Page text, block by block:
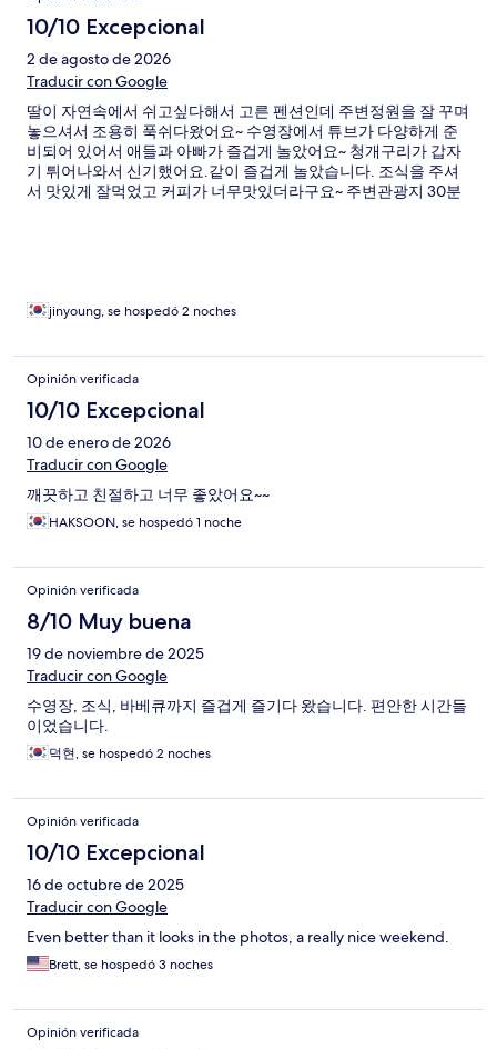
10/10 Excepcional
2 de agosto de 2026
Traducir con Google
딸이 자연속에서 쉬고싶다해서 고른 펜션인데 주변정원을 잘 꾸며
놓으셔서 조용히 푹쉬다왔어요~ 수영장에서 튜브가 다양하게 준
비되어 있어서 애들과 아빠가 즐겁게 놀았어요~ 청개구리가 갑자
기 튀어나와서 신기했어요.같이 즐겁게 놀았습니다. 조식을 주셔
서 맛있게 잘먹었고 커피가 너무맛있더라구요~ 주변관광지 30분
jinyoung, se hospedó 2 noches
Opinión verificada
10/10 Excepcional
10 de enero de 2026
Traducir con Google
깨끗하고 친절하고 너무 좋았어요~~
HAKSOON, se hospedó 1 noche
Opinión verificada
8/10 Muy buena
19 de noviembre de 2025
Traducir con Google
수영장, 조식, 바베큐까지 즐겁게 즐기다 왔습니다. 편안한 시간들
이었습니다.
덕현, se hospedó 2 noches
Opinión verificada
10/10 Excepcional
16 de octubre de 2025
Traducir con Google
Even better than it looks in the photos, a really nice weekend.
Brett, se hospedó 3 noches
Opinión verificada